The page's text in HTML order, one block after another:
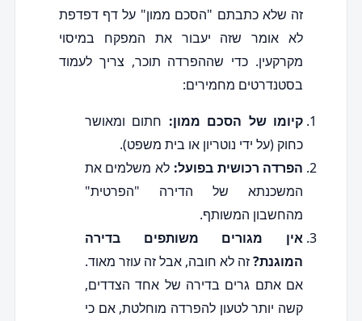
זה שלא כתבתם "הסכם ממון" על דף דפדפת
לא אומר שזה יעבור את המפקח במיסוי
מקרקעין. כדי שההפרדה תוכר, צריך לעמוד
בסטנדרטים מחמירים:
קיומו של הסכם ממון: חתום ומאושר
כחוק (על ידי נוטריון או בית משפט).
הפרדה רכושית בפועל: לא משלמים את
המשכנתא של הדירה "הפרטית"
מהחשבון המשותף.
אין מגורים משותפים בדירה
המוגנת?זה לא חובה, אבל זה עוזר מאוד.
אם אתם גרים בדירה של אחד הצדדים,
קשה יותר לטעון להפרדה מוחלטת, אם כי